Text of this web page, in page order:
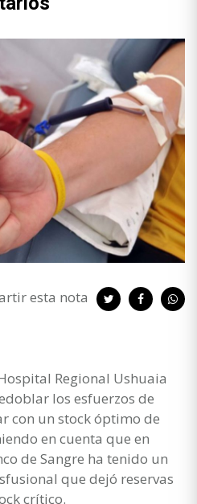
esta nota
Regional Ushuaia
los esfuerzos de
con un stock óptimo de
en cuenta que en
de Sangre ha tenido un
que dejó reservas
crítico.